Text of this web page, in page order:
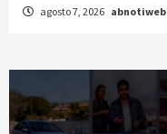
agosto 7, 2026 abnotiweb